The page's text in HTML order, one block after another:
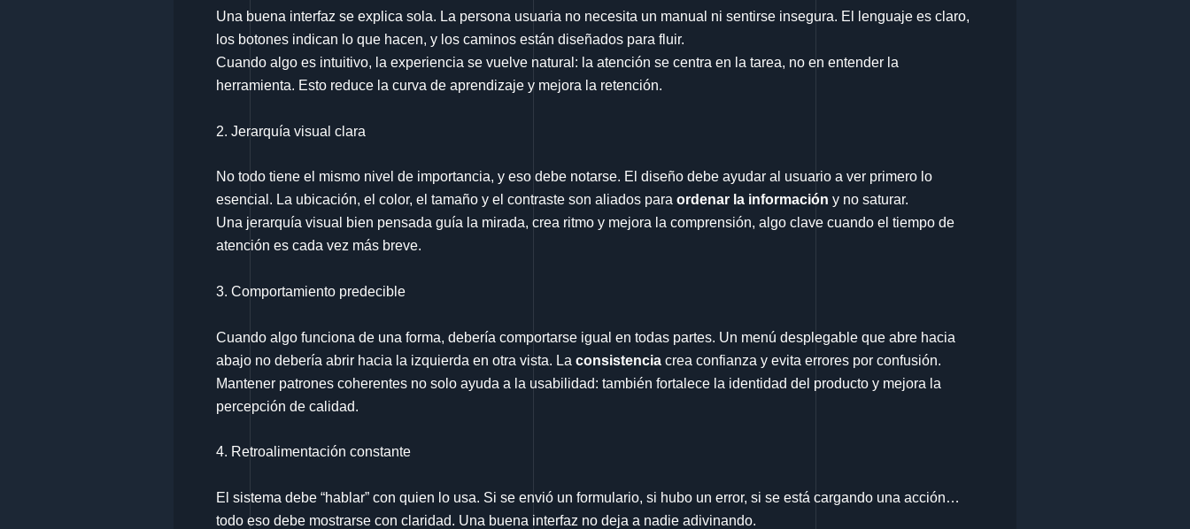
Una buena interfaz se explica sola. La persona usuaria no necesita un manual ni sentirse insegura. El lenguaje es claro,
los botones indican lo que hacen, y los caminos están diseñados para fluir.
Cuando algo es intuitivo, la experiencia se vuelve natural: la atención se centra en la tarea, no en entender la
herramienta. Esto reduce la curva de aprendizaje y mejora la retención.
2. Jerarquía visual clara
No todo tiene el mismo nivel de importancia, y eso debe notarse. El diseño debe ayudar al usuario a ver primero lo
esencial. La ubicación, el color, el tamaño y el contraste son aliados para ordenar la información y no saturar.
Una jerarquía visual bien pensada guía la mirada, crea ritmo y mejora la comprensión, algo clave cuando el tiempo de
atención es cada vez más breve.
3. Comportamiento predecible
Cuando algo funciona de una forma, debería comportarse igual en todas partes. Un menú desplegable que abre hacia
abajo no debería abrir hacia la izquierda en otra vista. La consistencia crea confianza y evita errores por confusión.
Mantener patrones coherentes no solo ayuda a la usabilidad: también fortalece la identidad del producto y mejora la
percepción de calidad.
4. Retroalimentación constante
El sistema debe “hablar” con quien lo usa. Si se envió un formulario, si hubo un error, si se está cargando una acción…
todo eso debe mostrarse con claridad. Una buena interfaz no deja a nadie adivinando.